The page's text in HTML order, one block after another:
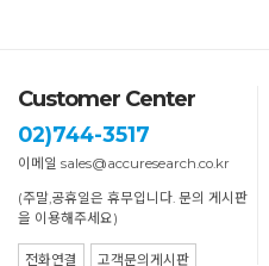
Customer Center
02)744-3517
이메일 sales@accuresearch.co.kr
(주말,공휴일은 휴무입니다. 문의 게시판
을 이용해주세요)
전화연결 고객문의게시판